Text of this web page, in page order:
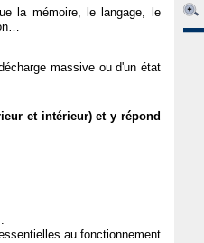
la mémoire, le langage, le
massive ou d'un état
et intérieur) et y répond
au fonctionnement